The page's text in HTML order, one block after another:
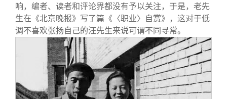
捐赠纪事
捐赠方法
义工计划
《水木清华》
我要订阅
新媒体平台
清华人物
清华故事
青春风采
校友服务
终身学习
信息化服务
校友总会
总会简介
关闭
响，编者、读者和评论界都没有予以关注，于是，老先
生在《北京晚报》写了篇《〈职业〉自赏》，这对于低
调不喜欢张扬自己的汪先生来说可谓不同寻常。